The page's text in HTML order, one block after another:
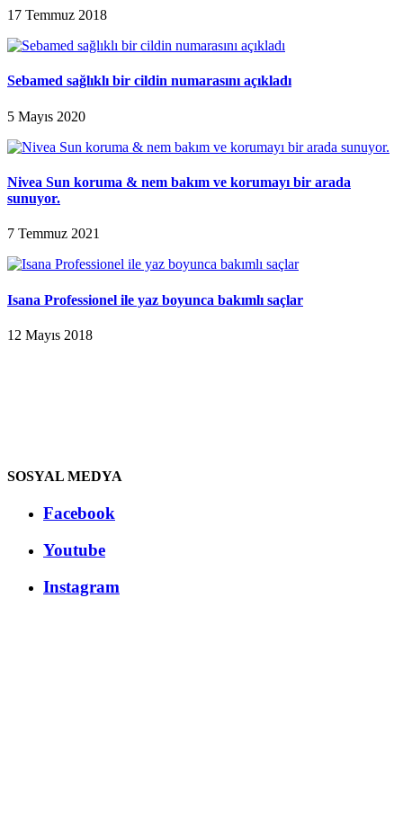
17 Temmuz 2018
Sebamed sağlıklı bir cildin numarasını açıkladı
5 Mayıs 2020
Nivea Sun koruma & nem bakım ve korumayı bir arada
sunuyor.
7 Temmuz 2021
Isana Professionel ile yaz boyunca bakımlı saçlar
12 Mayıs 2018
SOSYAL MEDYA
Facebook
Youtube
Instagram